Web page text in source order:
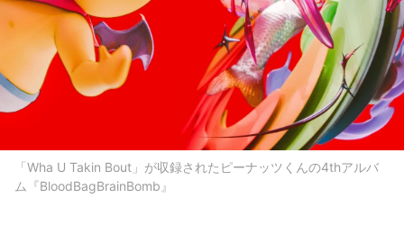
「Wha U Takin Bout」が収録されたピーナッツくんの4thアルバ
ム『BloodBagBrainBomb』